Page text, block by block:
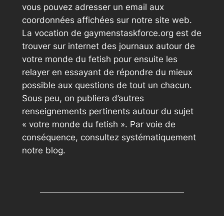
vous pouvez adresser un email aux
coordonnées affichées sur notre site web.
La vocation de gaymenstaskforce.org est de
trouver sur internet des journaux autour de
votre monde du fetish pour ensuite les
relayer en essayant de répondre du mieux
possible aux questions de tout un chacun.
Sous peu, on publiera d’autres
renseignements pertinents autour du sujet
« votre monde du fetish ». Par voie de
conséquence, consultez systématiquement
notre blog.